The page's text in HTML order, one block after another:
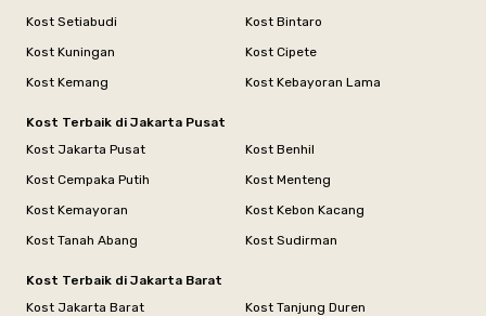
Kost Setiabudi
Kost Bintaro
Kost Kuningan
Kost Cipete
Kost Kemang
Kost Kebayoran Lama
Kost Terbaik di Jakarta Pusat
Kost Jakarta Pusat
Kost Benhil
Kost Cempaka Putih
Kost Menteng
Kost Kemayoran
Kost Kebon Kacang
Kost Tanah Abang
Kost Sudirman
Kost Terbaik di Jakarta Barat
Kost Jakarta Barat
Kost Tanjung Duren